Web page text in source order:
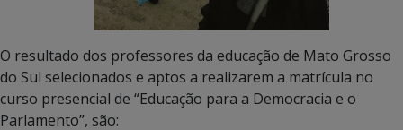
O resultado dos professores da educação de Mato Grosso
do Sul selecionados e aptos a realizarem a matrícula no
curso presencial de “Educação para a Democracia e o
Parlamento”, são: